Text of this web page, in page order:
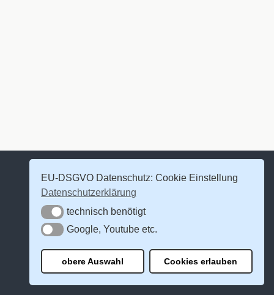
EU-DSGVO Datenschutz: Cookie Einstellung
Datenschutzerklärung
technisch benötigt
technisch benötigt
Google, Youtube etc.
Google, Youtube etc.
obere Auswahl Cookies erlauben